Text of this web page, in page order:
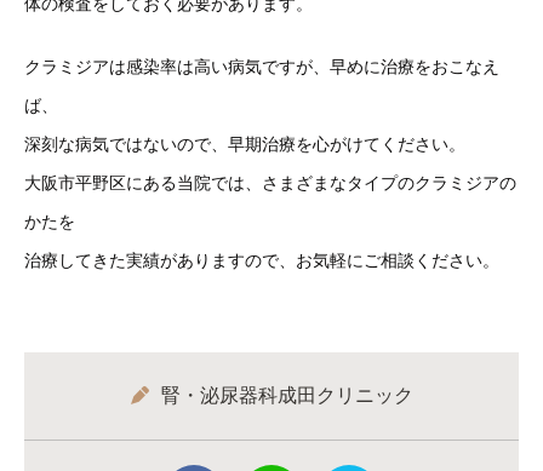
クラミジアは感染率は高い病気ですが、早めに治療をおこなえ
ば、
深刻な病気ではないので、早期治療を心がけてください。
大阪市平野区にある当院では、さまざまなタイプのクラミジアの
かたを
治療してきた実績がありますので、お気軽にご相談ください。
腎・泌尿器科成田クリニック